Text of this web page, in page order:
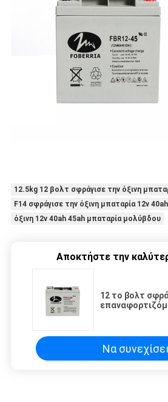
12.5kg 12 βολτ σφράγισε την όξινη
F14 σφράγισε την όξινη μπαταρία 12v
όξινη 12v 40ah 45ah μπαταρία μολύβδου
Αποκτήστε την
12 το βολτ
Να